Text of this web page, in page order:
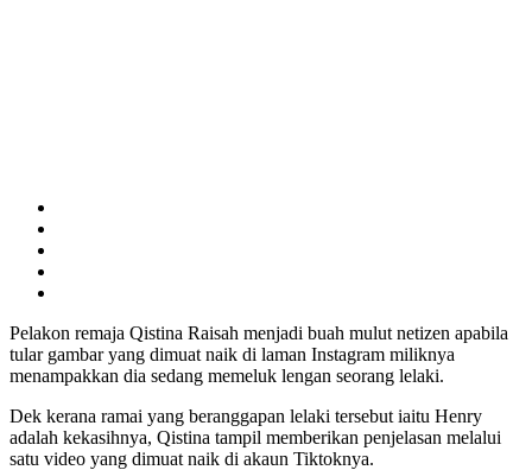
Pelakon remaja Qistina Raisah menjadi buah mulut netizen apabila
tular gambar yang dimuat naik di laman Instagram miliknya
menampakkan dia sedang memeluk lengan seorang lelaki.
Dek kerana ramai yang beranggapan lelaki tersebut iaitu Henry
adalah kekasihnya, Qistina tampil memberikan penjelasan melalui
satu video yang dimuat naik di akaun Tiktoknya.